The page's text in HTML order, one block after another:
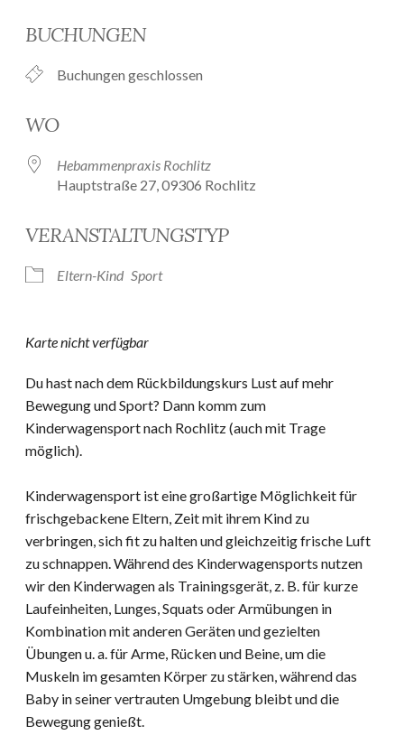
BUCHUNGEN
Buchungen geschlossen
WO
Hebammenpraxis Rochlitz
Hauptstraße 27, 09306 Rochlitz
VERANSTALTUNGSTYP
Eltern-Kind Sport
Karte nicht verfügbar
Du hast nach dem Rückbildungskurs Lust auf mehr
Bewegung und Sport? Dann komm zum
Kinderwagensport nach Rochlitz (auch mit Trage
möglich).
Kinderwagensport ist eine großartige Möglichkeit für
frischgebackene Eltern, Zeit mit ihrem Kind zu
verbringen, sich fit zu halten und gleichzeitig frische Luft
zu schnappen. Während des Kinderwagensports nutzen
wir den Kinderwagen als Trainingsgerät, z. B. für kurze
Laufeinheiten, Lunges, Squats oder Armübungen in
Kombination mit anderen Geräten und gezielten
Übungen u. a. für Arme, Rücken und Beine, um die
Muskeln im gesamten Körper zu stärken, während das
Baby in seiner vertrauten Umgebung bleibt und die
Bewegung genießt.